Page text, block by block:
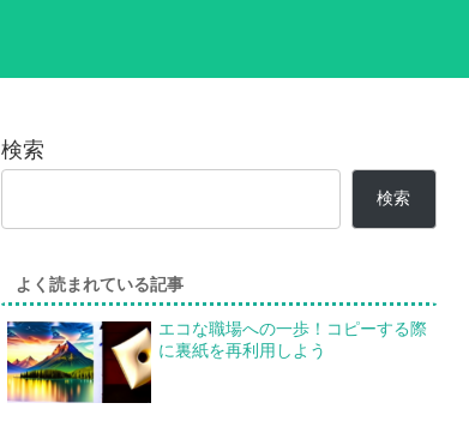
検索
検索
よく読まれている記事
エコな職場への一歩！コピーする際
に裏紙を再利用しよう